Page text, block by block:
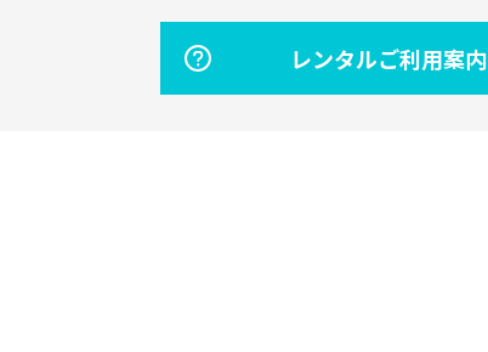
レンタルご利用案内